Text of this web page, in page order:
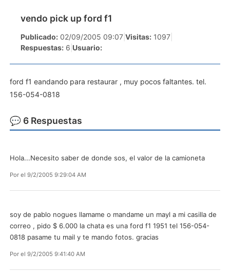
vendo pick up ford f1
Publicado: 02/09/2005 09:07 Visitas: 1097
Respuestas: 6 Usuario:
ford f1 eandando para restaurar , muy pocos faltantes. tel.
156-054-0818
💬 6 Respuestas
Hola...Necesito saber de donde sos, el valor de la camioneta
Por el 9/2/2005 9:29:04 AM
soy de pablo nogues llamame o mandame un mayl a mi casilla de
correo , pido $ 6.000 la chata es una ford f1 1951 tel 156-054-
0818 pasame tu mail y te mando fotos. gracias
Por el 9/2/2005 9:41:40 AM